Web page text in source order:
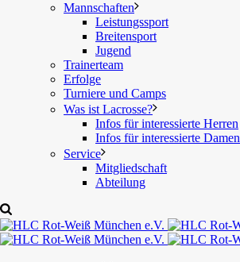
Mannschaften
Leistungssport
Breitensport
Jugend
Trainerteam
Erfolge
Turniere und Camps
Was ist Lacrosse?
Infos für interessierte Herren
Infos für interessierte Damen
Service
Mitgliedschaft
Abteilung